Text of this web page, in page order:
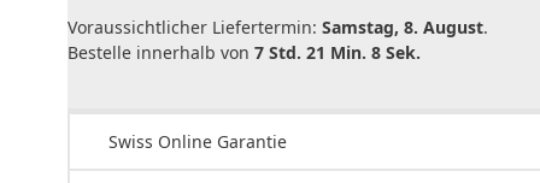
Voraussichtlicher Liefertermin: Samstag, 8. August.
Bestelle innerhalb von 7 Std. 21 Min. 8 Sek.
Swiss Online Garantie